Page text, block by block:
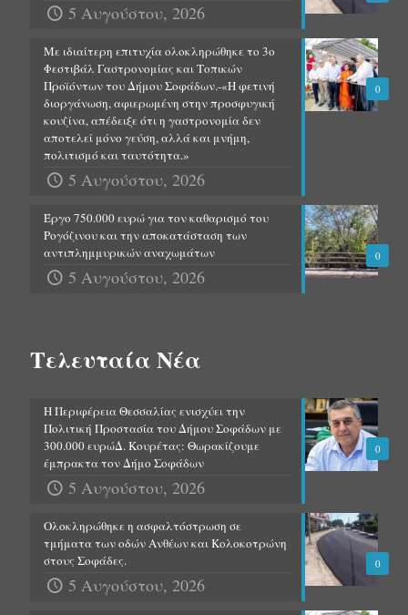
5 Αυγούστου, 2026
0
Με ιδιαίτερη επιτυχία ολοκληρώθηκε το 3ο
Φεστιβάλ Γαστρονομίας και Τοπικών
Προϊόντων του Δήμου Σοφάδων.-«Η φετινή
διοργάνωση, αφιερωμένη στην προσφυγική
κουζίνα, απέδειξε ότι η γαστρονομία δεν
αποτελεί μόνο γεύση, αλλά και μνήμη,
πολιτισμό και ταυτότητα.»
5 Αυγούστου, 2026
0
Έργο 750.000 ευρώ για τον καθαρισμό του
Ρογόζινου και την αποκατάσταση των
αντιπλημμυρικών αναχωμάτων
5 Αυγούστου, 2026
Τελευταία Νέα
0
Η Περιφέρεια Θεσσαλίας ενισχύει την
Πολιτική Προστασία του Δήμου Σοφάδων με
300.000 ευρώΔ. Κουρέτας: Θωρακίζουμε
έμπρακτα τον Δήμο Σοφάδων
5 Αυγούστου, 2026
0
Ολοκληρώθηκε η ασφαλτόστρωση σε
τμήματα των οδών Ανθέων και Κολοκοτρώνη
στους Σοφάδες.
5 Αυγούστου, 2026